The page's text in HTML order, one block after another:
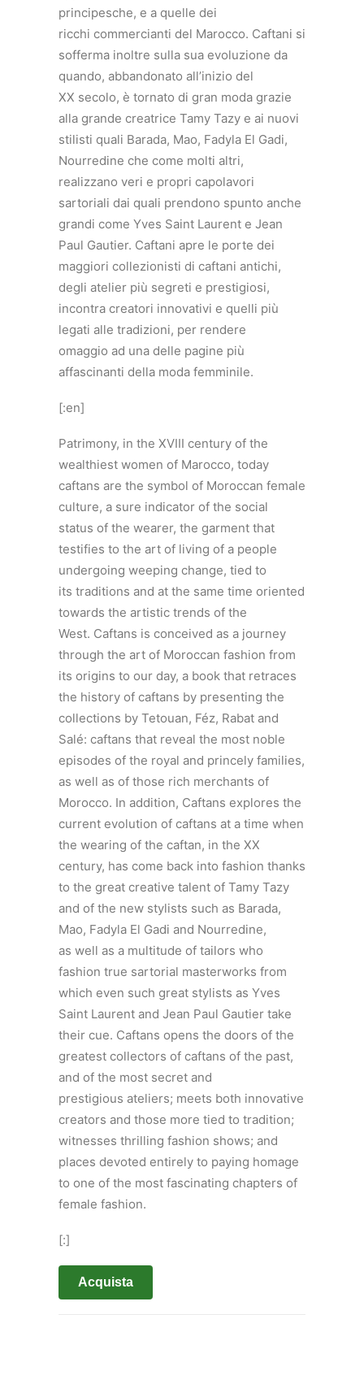
principesche, e a quelle dei
ricchi commercianti del Marocco. Caftani si
sofferma inoltre sulla sua evoluzione da
quando, abbandonato all’inizio del
XX secolo, è tornato di gran moda grazie
alla grande creatrice Tamy Tazy e ai nuovi
stilisti quali Barada, Mao, Fadyla El Gadi,
Nourredine che come molti altri,
realizzano veri e propri capolavori
sartoriali dai quali prendono spunto anche
grandi come Yves Saint Laurent e Jean
Paul Gautier. Caftani apre le porte dei
maggiori collezionisti di caftani antichi,
degli atelier più segreti e prestigiosi,
incontra creatori innovativi e quelli più
legati alle tradizioni, per rendere
omaggio ad una delle pagine più
affascinanti della moda femminile.
[:en]
Patrimony, in the XVIII century of the
wealthiest women of Marocco, today
caftans are the symbol of Moroccan female
culture, a sure indicator of the social
status of the wearer, the garment that
testifies to the art of living of a people
undergoing weeping change, tied to
its traditions and at the same time oriented
towards the artistic trends of the
West. Caftans is conceived as a journey
through the art of Moroccan fashion from
its origins to our day, a book that retraces
the history of caftans by presenting the
collections by Tetouan, Féz, Rabat and
Salé: caftans that reveal the most noble
episodes of the royal and princely families,
as well as of those rich merchants of
Morocco. In addition, Caftans explores the
current evolution of caftans at a time when
the wearing of the caftan, in the XX
century, has come back into fashion thanks
to the great creative talent of Tamy Tazy
and of the new stylists such as Barada,
Mao, Fadyla El Gadi and Nourredine,
as well as a multitude of tailors who
fashion true sartorial masterworks from
which even such great stylists as Yves
Saint Laurent and Jean Paul Gautier take
their cue. Caftans opens the doors of the
greatest collectors of caftans of the past,
and of the most secret and
prestigious ateliers; meets both innovative
creators and those more tied to tradition;
witnesses thrilling fashion shows; and
places devoted entirely to paying homage
to one of the most fascinating chapters of
female fashion.
[:]
Acquista